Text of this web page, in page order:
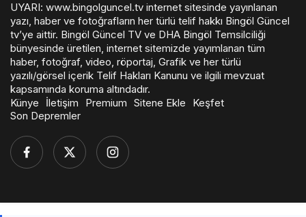
UYARI: www.bingolguncel.tv internet sitesinde yayınlanan
yazı, haber ve fotoğrafların her türlü telif hakkı Bingöl Güncel
tv’ye aittir. Bingöl Güncel TV ve DHA Bingöl Temsilciliği
bünyesinde üretilen, internet sitemizde yayımlanan tüm
haber, fotoğraf, video, röportaj, Grafik ve her türlü
yazılı/görsel içerik Telif Hakları Kanunu ve ilgili mevzuat
kapsamında koruma altındadır.
Künye
İletişim Premium Sitene Ekle
Keşfet
Son Depremler